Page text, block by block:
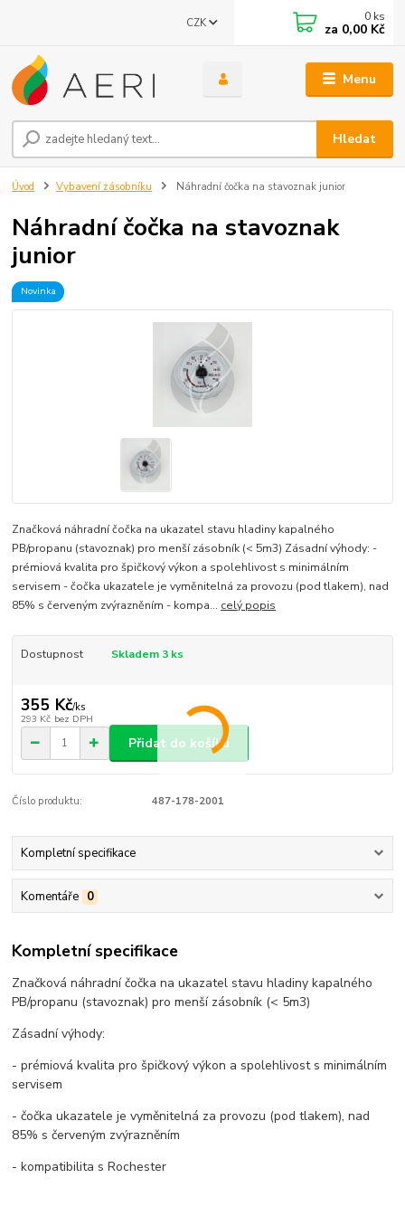
Menu
CZK
Hledat
0 ks
za 0,00 Kč
Úvod Vybavení zásobníku Náhradní čočka na stavoznak junior
Náhradní čočka na stavoznak
junior
Novinka
Značková náhradní čočka na ukazatel stavu hladiny kapalného
PB/propanu (stavoznak) pro menší zásobník (< 5m3) Zásadní výhody: -
prémiová kvalita pro špičkový výkon a spolehlivost s minimálním
servisem - čočka ukazatele je vyměnitelná za provozu (pod tlakem), nad
85% s červeným zvýrazněním - kompa... celý popis
Dostupnost Skladem 3 ks
355 Kč/ks
293 Kč bez DPH
Přidat do košíku
Číslo produktu: 487-178-2001
Kompletní specifikace
Komentáře 0
Kompletní specifikace
Značková náhradní čočka na ukazatel stavu hladiny kapalného
PB/propanu (stavoznak) pro menší zásobník (< 5m3)
Zásadní výhody:
- prémiová kvalita pro špičkový výkon a spolehlivost s minimálním
servisem
- čočka ukazatele je vyměnitelná za provozu (pod tlakem), nad
85% s červeným zvýrazněním
- kompatibilita s Rochester